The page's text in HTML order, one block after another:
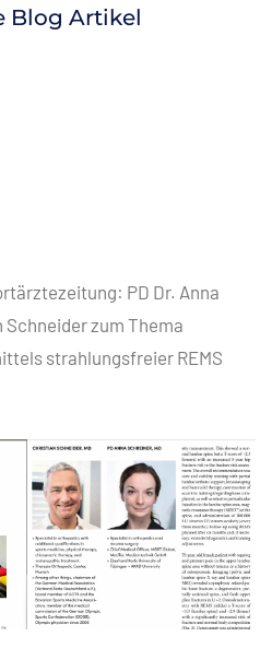
Blog Artikel
PD Dr. Anna
Schneider zum Thema
strahlungsfreier REMS